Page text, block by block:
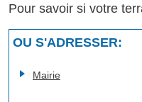
Pour savoir si votre
OU S'ADRESSER:
Mairie